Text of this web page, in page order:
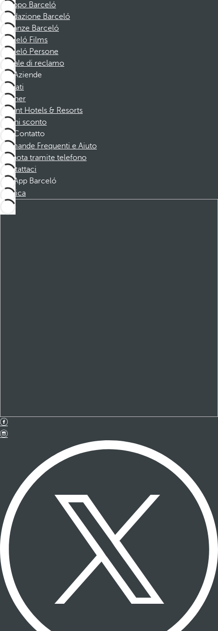
Gruppo Barceló
Fondazione Barceló
Vacanze Barceló
Barceló Films
Barceló Persone
Canale di reclamo
Aziende
Affiliati
Partner
Dorint Hotels & Resorts
Buoni sconto
Contatto
Domande Frequenti e Aiuto
Prenota tramite telefono
Contattaci
App Barceló
Scarica